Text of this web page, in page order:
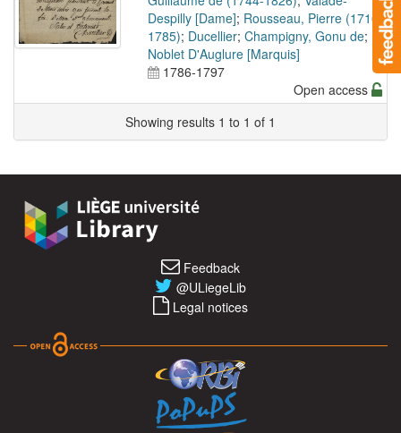
Despilly [Dame]; Rousseau, Pierre (1716-
1785); Ducellier; Champigny, Gonu de;
Noblet D'Auglure [Marquis]
1786-1797
Open access
Showing results 1 to 1 of 1
Feedback
@ULiegeLib
Legal notices